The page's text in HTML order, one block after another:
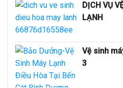
DỊCH VỤ
LẠNH
Vệ sinh
3